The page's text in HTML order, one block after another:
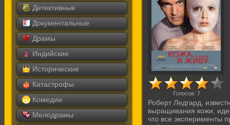
Детективные
Документальные
Драмы
Индийские
Исторические
Катастрофы
Комедии
Мелодрамы
Голосов: 7
Роберт Ледгард,
выращивания кожи,
что все эксперименты